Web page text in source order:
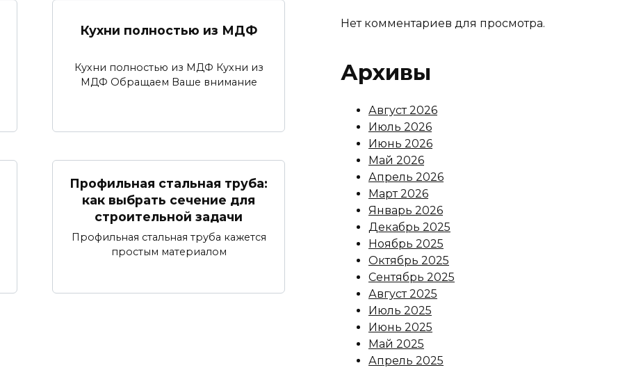
Кухни полностью из МДФ
Кухни полностью из МДФ Кухни из
МДФ Обращаем Ваше внимание
Профильная стальная труба:
как выбрать сечение для
строительной задачи
Профильная стальная труба кажется
простым материалом
Нет комментариев для просмотра.
Архивы
Август 2026
Июль 2026
Июнь 2026
Май 2026
Апрель 2026
Март 2026
Январь 2026
Декабрь 2025
Ноябрь 2025
Октябрь 2025
Сентябрь 2025
Август 2025
Июль 2025
Июнь 2025
Май 2025
Апрель 2025